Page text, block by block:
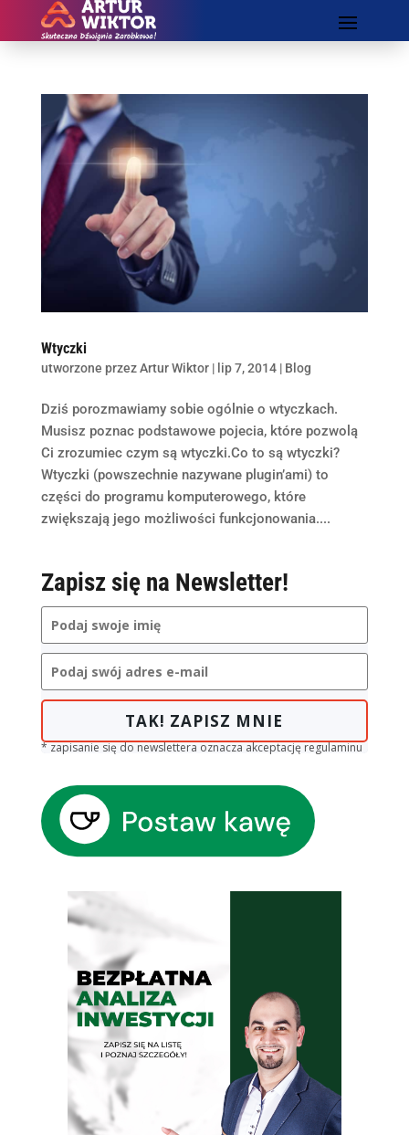
Wtyczki
utworzone przezArtur Wiktor| lip 7, 2014| Blog
Dziś porozmawiamy sobie ogólnie o wtyczkach.
Musisz poznac podstawowe pojecia, które pozwolą
Ci zrozumiec czym są wtyczki.Co to są wtyczki?
Wtyczki (powszechnie nazywane plugin’ami) to
części do programu komputerowego, które
zwiększają jego możliwości funkcjonowania....
Zapisz się na Newsletter!
TAK! ZAPISZ MNIE
* zapisanie się do newslettera oznacza akceptację regulaminu